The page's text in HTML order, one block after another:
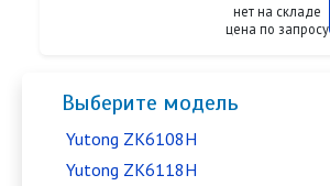
Выберите модель
Yutong ZK6108H
Yutong ZK6118H
нет на складе
цена по запросу